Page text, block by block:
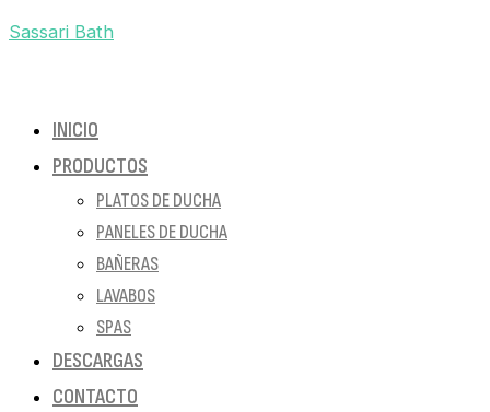
Sassari Bath
INICIO
PRODUCTOS
PLATOS DE DUCHA
PANELES DE DUCHA
BAÑERAS
LAVABOS
SPAS
DESCARGAS
CONTACTO